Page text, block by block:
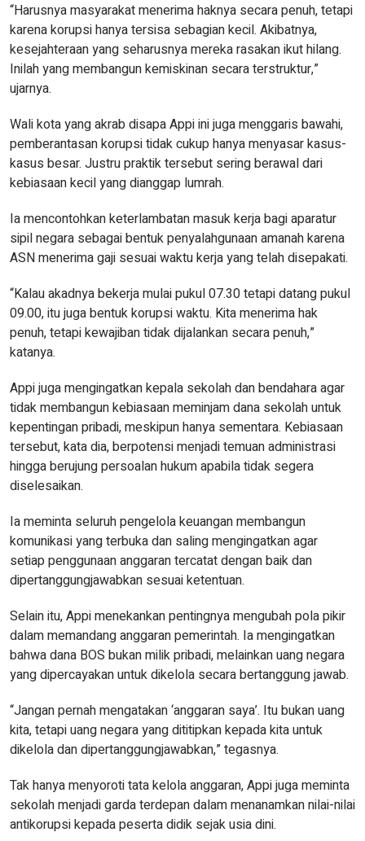
“Harusnya masyarakat menerima haknya secara penuh, tetapi
karena korupsi hanya tersisa sebagian kecil. Akibatnya,
kesejahteraan yang seharusnya mereka rasakan ikut hilang.
Inilah yang membangun kemiskinan secara terstruktur,”
ujarnya.
Wali kota yang akrab disapa Appi ini juga menggaris bawahi,
pemberantasan korupsi tidak cukup hanya menyasar kasus-
kasus besar. Justru praktik tersebut sering berawal dari
kebiasaan kecil yang dianggap lumrah.
Ia mencontohkan keterlambatan masuk kerja bagi aparatur
sipil negara sebagai bentuk penyalahgunaan amanah karena
ASN menerima gaji sesuai waktu kerja yang telah disepakati.
“Kalau akadnya bekerja mulai pukul 07.30 tetapi datang pukul
09.00, itu juga bentuk korupsi waktu. Kita menerima hak
penuh, tetapi kewajiban tidak dijalankan secara penuh,”
katanya.
Appi juga mengingatkan kepala sekolah dan bendahara agar
tidak membangun kebiasaan meminjam dana sekolah untuk
kepentingan pribadi, meskipun hanya sementara. Kebiasaan
tersebut, kata dia, berpotensi menjadi temuan administrasi
hingga berujung persoalan hukum apabila tidak segera
diselesaikan.
Ia meminta seluruh pengelola keuangan membangun
komunikasi yang terbuka dan saling mengingatkan agar
setiap penggunaan anggaran tercatat dengan baik dan
dipertanggungjawabkan sesuai ketentuan.
Selain itu, Appi menekankan pentingnya mengubah pola pikir
dalam memandang anggaran pemerintah. Ia mengingatkan
bahwa dana BOS bukan milik pribadi, melainkan uang negara
yang dipercayakan untuk dikelola secara bertanggung jawab.
“Jangan pernah mengatakan ‘anggaran saya’. Itu bukan uang
kita, tetapi uang negara yang dititipkan kepada kita untuk
dikelola dan dipertanggungjawabkan,” tegasnya.
Tak hanya menyoroti tata kelola anggaran, Appi juga meminta
sekolah menjadi garda terdepan dalam menanamkan nilai-nilai
antikorupsi kepada peserta didik sejak usia dini.